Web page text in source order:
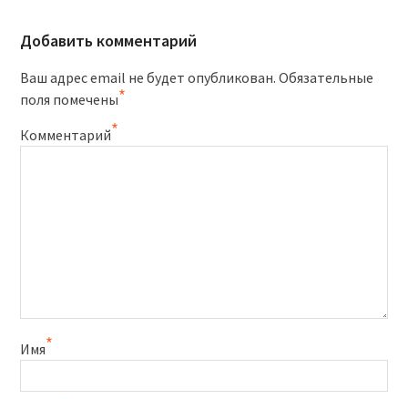
Добавить комментарий
Ваш адрес email не будет опубликован. Обязательные
поля помечены*
Комментарий*
Имя*